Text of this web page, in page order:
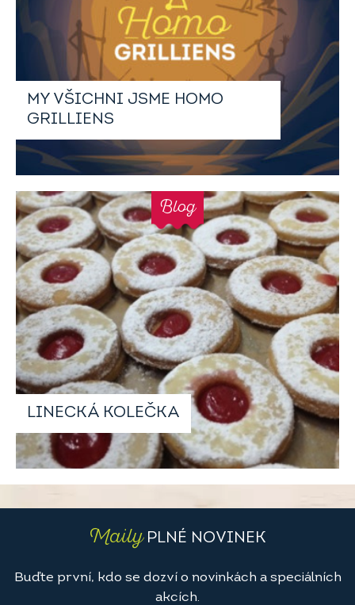
MY VŠICHNI JSME HOMO
GRILLIENS
LINECKÁ KOLEČKA
Blog
MailyPLNÉ NOVINEK
Buďte první, kdo se dozví o novinkách a speciálních
akcích.